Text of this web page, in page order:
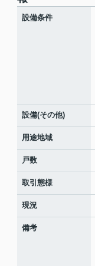
設備条件
設備(その他)
用途地域
戸数
取引態様
現況
備考